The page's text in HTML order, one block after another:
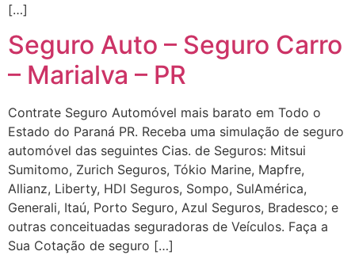
[…]
Seguro Auto – Seguro Carro
– Marialva – PR
Contrate Seguro Automóvel mais barato em Todo o
Estado do Paraná PR. Receba uma simulação de seguro
automóvel das seguintes Cias. de Seguros: Mitsui
Sumitomo, Zurich Seguros, Tókio Marine, Mapfre,
Allianz, Liberty, HDI Seguros, Sompo, SulAmérica,
Generali, Itaú, Porto Seguro, Azul Seguros, Bradesco; e
outras conceituadas seguradoras de Veículos. Faça a
Sua Cotação de seguro […]